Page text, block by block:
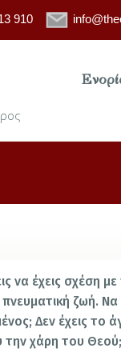
910
έχεις σχέση με
ζωή.
Δεν έχεις το
χάρη του